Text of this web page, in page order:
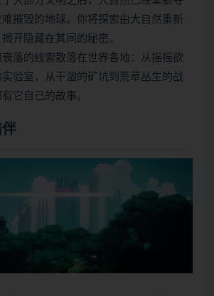
难摧毁的地球。你将探索由大自然重新
开隐藏在其间的秘密。
落的线索散落在世界各地：从摇摇欲
验室，从干涸的矿坑到荒草丛生的战
它自己的故事。